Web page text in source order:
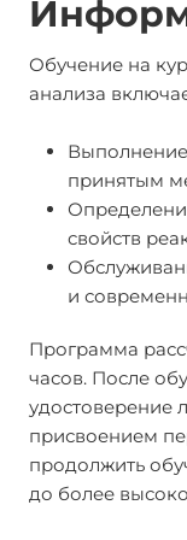
Обучение на
анализа
принятым
свойств
и
Программа
часов. После
удостоверение
присвоением
продолжить
до более